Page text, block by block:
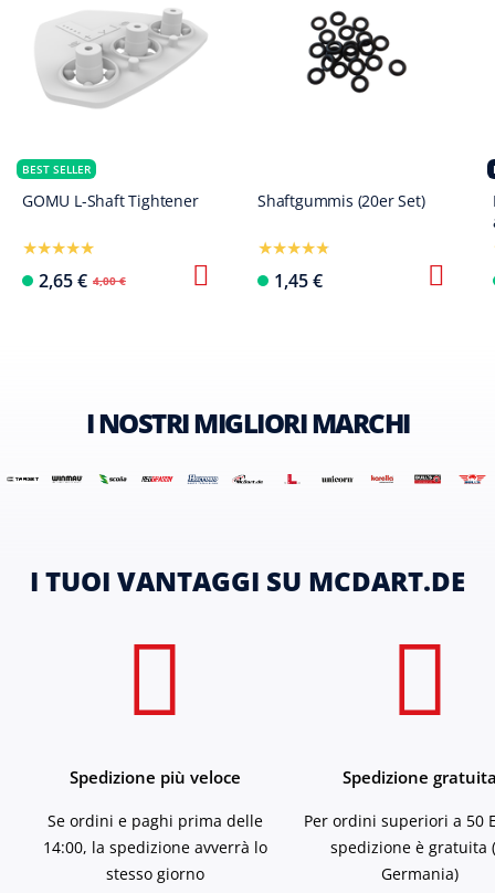
BEST SELLER
GOMU L-Shaft Tightener
2,65 € 4,00 €
Shaftgummis (20er Set)
1,45 €
I NOSTRI MIGLIORI MARCHI
I TUOI VANTAGGI SU MCDART.DE
Spedizione più veloce
Se ordini e paghi prima delle
14:00, la spedizione avverrà lo
stesso giorno
Spedizione
Per ordini superiori a 50
spedizione è gratuita
Germania)